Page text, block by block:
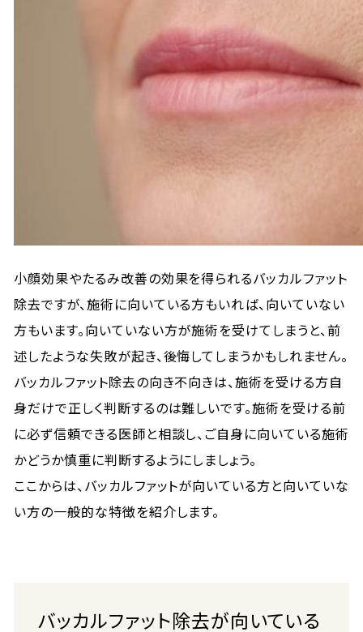
小顔効果やたるみ改善の効果を得られるバッカルファット
除去ですが、施術に向いている方もいれば、向いていない
方もいます。向いていない方が施術を受けてしまうと、前
述したような失敗が起き、後悔してしまうかもしれません。
バッカルファット除去の向き不向きは、施術を受ける方自
身だけで正しく判断するのは難しいです。施術を受ける前
に必ず信頼できる医師と相談し、ご自身に向いている施術
かどうか慎重に判断するようにしましょう。
ここからは、バッカルファットが向いている方と向いていな
い方の一般的な特徴を紹介します。
バッカルファット除去が向いている